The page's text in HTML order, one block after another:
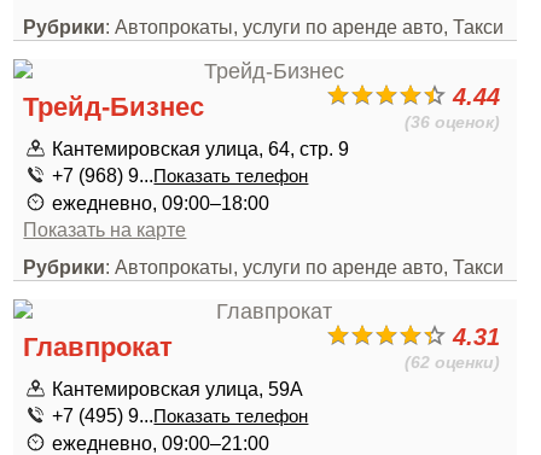
Рубрики: Автопрокаты, услуги по аренде авто, Такси
4.44
(36 оценок)
Трейд-Бизнес
Кантемировская улица, 64, стр. 9
+7 (968) 9...Показать телефон
ежедневно, 09:00–18:00
Показать на карте
Рубрики: Автопрокаты, услуги по аренде авто, Такси
4.31
(62 оценки)
Главпрокат
Кантемировская улица, 59А
+7 (495) 9...Показать телефон
ежедневно, 09:00–21:00